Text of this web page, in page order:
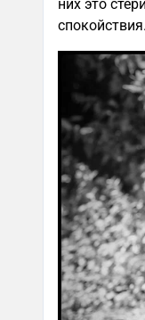
них это
спокойствия.